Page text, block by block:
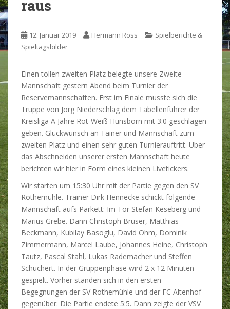
raus
12. Januar 2019 Hermann Ross
Spielberichte &
Spieltagsbilder
Einen tollen zweiten Platz belegte unsere Zweite
Mannschaft gestern Abend beim Turnier der
Reservemannschaften. Erst im Finale musste sich die
Truppe von Jörg Niederschlag dem Tabellenführer der
Kreisliga A Jahre Rot-Weiß Hünsborn mit 3:0 geschlagen
geben. Glückwunsch an Tainer und Mannschaft zum
zweiten Platz und einen sehr guten Turnierauftritt. Über
das Abschneiden unserer ersten Mannschaft heute
berichten wir hier in Form eines kleinen Livetickers.
Wir starten um 15:30 Uhr mit der Partie gegen den SV
Rothemühle. Trainer Dirk Hennecke schickt folgende
Mannschaft aufs Parkett: Im Tor Stefan Keseberg und
Marius Grebe. Dann Christoph Brüser, Matthias
Beckmann, Kubilay Basoglu, David Ohm, Dominik
Zimmermann, Marcel Laube, Johannes Heine, Christoph
Tautz, Pascal Stahl, Lukas Rademacher und Steffen
Schuchert. In der Gruppenphase wird 2 x 12 Minuten
gespielt. Vorher standen sich in den ersten
Begegnungen der SV Rothemühle und der FC Altenhof
gegenüber. Die Partie endete 5:5. Dann zeigte der VSV